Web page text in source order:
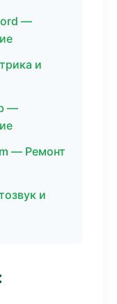
—
и
—
— Ремонт
и